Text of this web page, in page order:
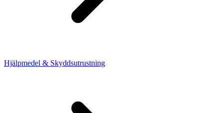
Hjälpmedel & Skyddsutrustning